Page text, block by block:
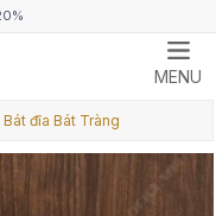
MENU
Bát đĩa Bát Tràng